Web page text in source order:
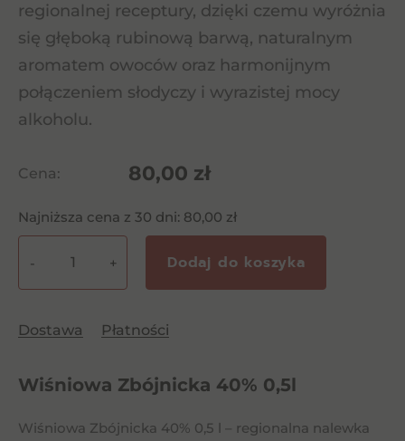
regionalnej receptury, dzięki czemu wyróżnia
się głęboką rubinową barwą, naturalnym
aromatem owoców oraz harmonijnym
połączeniem słodyczy i wyrazistej mocy
alkoholu.
Cena: 80,00 zł
Najniższa cena z 30 dni: 80,00 zł
Wiśniowa
40%
- + Dodaj do koszyka
Dostawa Płatności
Wiśniowa Zbójnicka 40% 0,5l
Wiśniowa Zbójnicka 40% 0,5 l – regionalna nalewka